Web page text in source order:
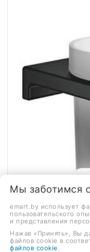
Мы заботимся
emart.by использует
пользовательского
и представления
Нажав «Принять», Вы
файлов cookie в
файлов cookie